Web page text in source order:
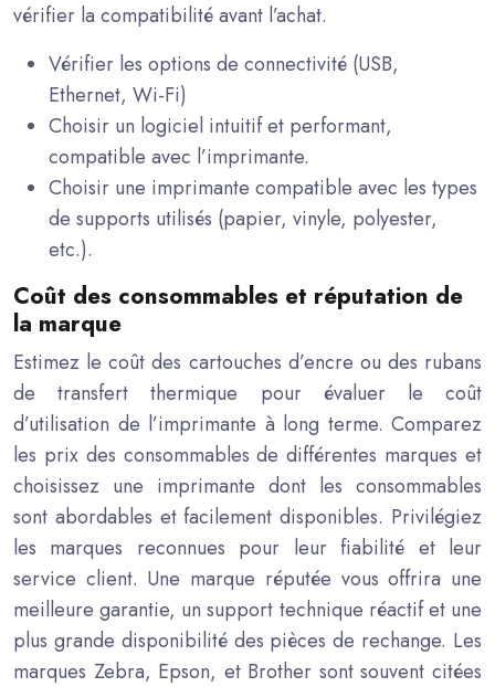
vérifier la compatibilité avant l’achat.
Vérifier les options de connectivité (USB,
Ethernet, Wi-Fi)
Choisir un logiciel intuitif et performant,
compatible avec l’imprimante.
Choisir une imprimante compatible avec les types
de supports utilisés (papier, vinyle, polyester,
etc.).
Coût des consommables et réputation de
la marque
Estimez le coût des cartouches d’encre ou des rubans
de transfert thermique pour évaluer le coût
d’utilisation de l’imprimante à long terme. Comparez
les prix des consommables de différentes marques et
choisissez une imprimante dont les consommables
sont abordables et facilement disponibles. Privilégiez
les marques reconnues pour leur fiabilité et leur
service client. Une marque réputée vous offrira une
meilleure garantie, un support technique réactif et une
plus grande disponibilité des pièces de rechange. Les
marques Zebra, Epson, et Brother sont souvent citées